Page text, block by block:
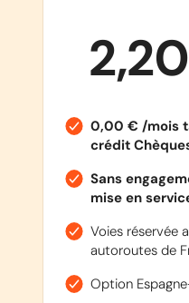
0,00 € /mois
crédit
Sans
mise en
Voies réservée
autoroutes de
Option